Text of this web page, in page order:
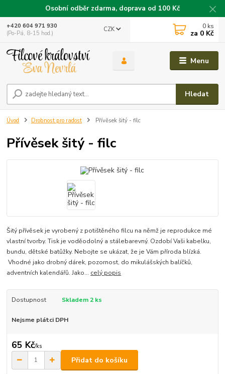
Osobní odběr zdarma, doprava od 100 Kč
Menu
CZK
Hledat
+420 604 971 930
(Po-Pá, 8-15 hod.)
0 ks
za 0 Kč
Úvod Drobnost pro radost Přívěsek šitý - filc
Přívěsek šitý - filc
Šitý přívěsek je vyrobený z potištěného filcu na němž je reprodukce mé
vlastní tvorby. Tisk je voděodolný a stálebarevný. Ozdobí Vaši kabelku,
bundu, dětské batůžky. Nebojte se ukázat, že je Vám příroda blízká.
Vhodné jako drobný dárek, pozornost, do mikulášských balíčků,
adventních kalendářů. Jako... celý popis
Dostupnost Skladem 2 ks
Nejsme plátci DPH
65 Kč/ks
Přidat do košíku